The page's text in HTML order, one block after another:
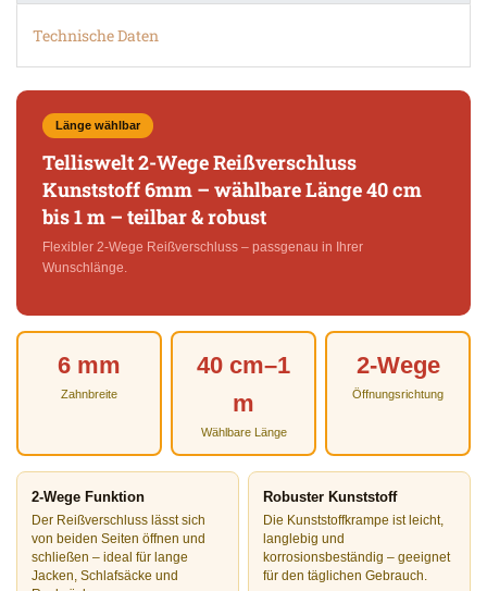
Technische Daten
Länge wählbar
Telliswelt 2-Wege Reißverschluss
Kunststoff 6mm – wählbare Länge 40 cm
bis 1 m – teilbar & robust
Flexibler 2-Wege Reißverschluss – passgenau in Ihrer
Wunschlänge.
6 mm
Zahnbreite
40 cm–1
m
Wählbare Länge
2-Wege
Öffnungsrichtung
2-Wege Funktion
Der Reißverschluss lässt sich
von beiden Seiten öffnen und
schließen – ideal für lange
Jacken, Schlafsäcke und
Robuster Kunststoff
Die Kunststoffkrampe ist leicht,
langlebig und
korrosionsbeständig – geeignet
für den täglichen Gebrauch.